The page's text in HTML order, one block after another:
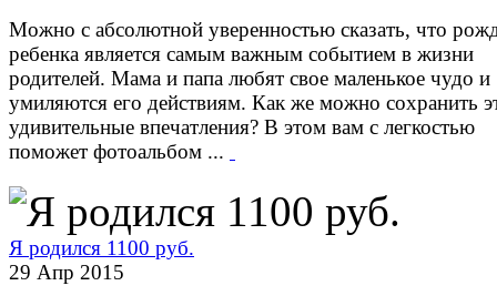
Можно с абсолютной уверенностью сказать, что
ребенка является самым важным событием в жизни
родителей. Мама и папа любят свое маленькое чудо и
умиляются его действиям. Как же можно сохранить
удивительные впечатления? В этом вам с легкостью
поможет фотоальбом ...
Я родился 1100 руб.
29 Апр 2015